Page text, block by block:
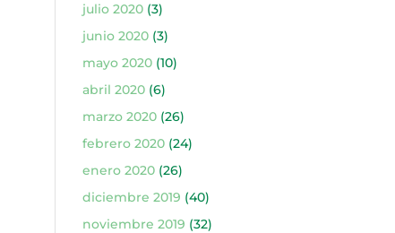
julio 2020(3)
junio 2020(3)
mayo 2020(10)
abril 2020(6)
marzo 2020(26)
febrero 2020(24)
enero 2020(26)
diciembre 2019 (40)
noviembre 2019 (32)